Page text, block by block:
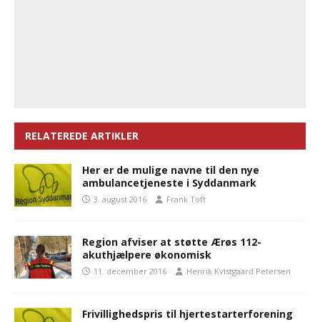
RELATEREDE ARTIKLER
Her er de mulige navne til den nye
ambulancetjeneste i Syddanmark
3. august 2016 Frank Toft
Region afviser at støtte Ærøs 112-
akuthjælpere økonomisk
11. december 2016 Henrik Kvistgaard Petersen
Frivillighedspris til hjertestarterforening